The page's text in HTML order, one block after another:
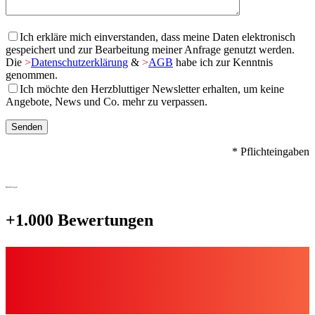
Ich erkläre mich einverstanden, dass meine Daten elektronisch
gespeichert und zur Bearbeitung meiner Anfrage genutzt werden.
Die >Datenschutzerklärung & >AGB habe ich zur Kenntnis
genommen.
Ich möchte den Herzbluttiger Newsletter erhalten, um keine
Angebote, News und Co. mehr zu verpassen.
* Pflichteingaben
Bewertungen
+1.000 Bewertungen